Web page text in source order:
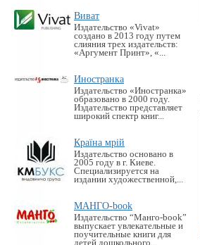
Виват
Издательство «Vivat»
создано в 2013 году путем
слияния трех издательств:
«Аргумент Принт», «...
Иностранка
Издательство «Иностранка»
образовано в 2000 году.
Издательство представляет
широкий спектр книг...
Країна мрій
Издательство основано в
2005 году в г. Киеве.
Специализируется на
издании художественной,...
МАНГО-book
Издательство “Манго-book”
выпускает увлекательные и
поучительные книги для
детей дошкольного...